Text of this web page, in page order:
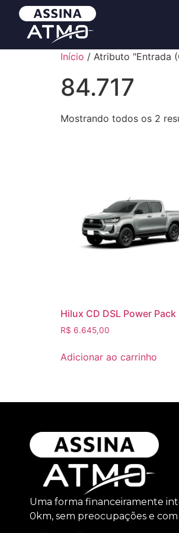
Início / Atributo "Entrada
84.717
Mostrando todos os 2
Hilux CD DSL Power Pack
R$ 6.645,00
Adicionar ao carrinho
Uma forma financeiramente
0km, sem preocupações e